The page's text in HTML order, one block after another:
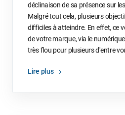
déclinaison de sa présence sur
Malgré tout cela, plusieurs
difficiles à atteindre. En effet, ce
de votre marque, via le
très flou pour plusieurs d'entre
Lire plus